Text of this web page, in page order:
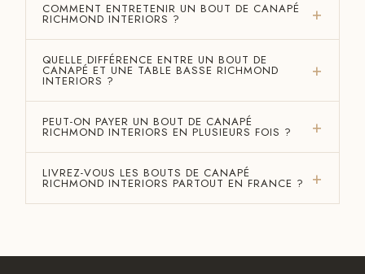
COMMENT ENTRETENIR UN BOUT DE CANAPÉ
RICHMOND INTERIORS ?
QUELLE DIFFÉRENCE ENTRE UN BOUT DE
CANAPÉ ET UNE TABLE BASSE RICHMOND
INTERIORS ?
PEUT-ON PAYER UN BOUT DE CANAPÉ
RICHMOND INTERIORS EN PLUSIEURS FOIS ?
LIVREZ-VOUS LES BOUTS DE CANAPÉ
RICHMOND INTERIORS PARTOUT EN FRANCE ?